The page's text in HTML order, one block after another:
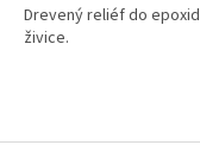
Drevený reliéf do
živice.